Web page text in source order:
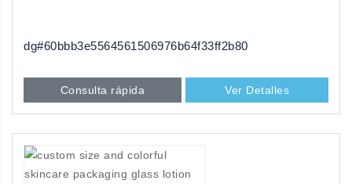
dg#60bbb3e5564561506976b64f33ff2b80
Consulta rápida Ver Detalles